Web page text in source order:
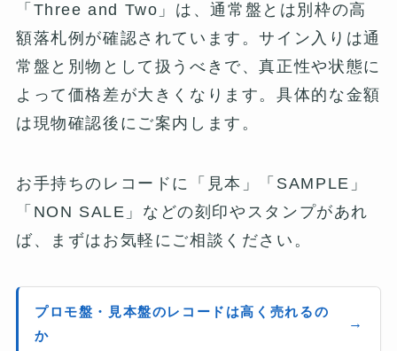
「Three and Two」は、通常盤とは別枠の高
額落札例が確認されています。サイン入りは通
常盤と別物として扱うべきで、真正性や状態に
よって価格差が大きくなります。具体的な金額
は現物確認後にご案内します。
お手持ちのレコードに「見本」「SAMPLE」
「NON SALE」などの刻印やスタンプがあれ
ば、まずはお気軽にご相談ください。
プロモ盤・見本盤のレコードは高く売れるの
か